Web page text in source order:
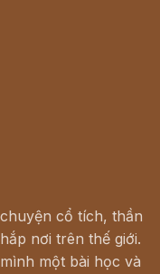
cổ tích, thần
nơi trên thế giới.
một bài học và